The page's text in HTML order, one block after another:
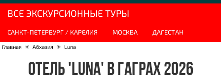
ВСЕ ЭКСКУРСИОННЫЕ ТУРЫ
САНКТ-ПЕТЕРБУРГ / КАРЕЛИЯ МОСКВА ДАГЕСТАН
Главная ☀ Абхазия ☀ Luna
ОТЕЛЬ 'LUNA' В ГАГРАХ 2026